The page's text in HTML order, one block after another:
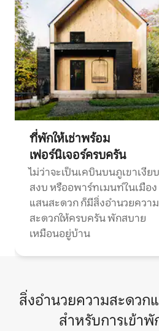
ที่พักให้เช่าพร้อม
เฟอร์นิเจอร์ครบครัน
ไม่ว่าจะเป็นเคบินบนภูเขาเงียบ
สงบ หรืออพาร์ทเมนท์ในเมือง
แสนสะดวก ก็มีสิ่งอำนวยความ
สะดวกให้ครบครัน พักสบาย
เหมือนอยู่บ้าน
สิ่งอำนวยความสะดวก
สำหรับการเข้าพั